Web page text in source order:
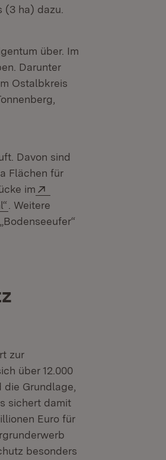
ha) dazu.
über. Im
Darunter
Ostalbkreis
Davon sind
Flächen für
im
(Öffnet in neuem Fenster)
. Weitere
zur
über 12.000
Grundlage,
sichert damit
Euro für
besonders